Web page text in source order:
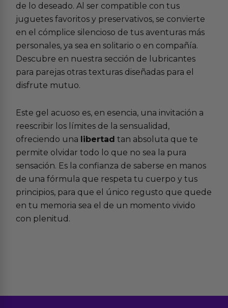
de lo deseado. Al ser compatible con tus
juguetes favoritos y preservativos, se convierte
en el cómplice silencioso de tus aventuras más
personales, ya sea en solitario o en compañía.
Descubre en nuestra sección de
lubricantes
para parejas otras texturas diseñadas para el
disfrute mutuo.
Este gel acuoso es, en esencia, una invitación a
reescribir los límites de la sensualidad,
ofreciendo una libertad tan absoluta que te
permite olvidar todo lo que no sea la pura
sensación. Es la confianza de saberse en manos
de una fórmula que respeta tu cuerpo y tus
principios, para que el único regusto que quede
en tu memoria sea el de un momento vivido
con plenitud.